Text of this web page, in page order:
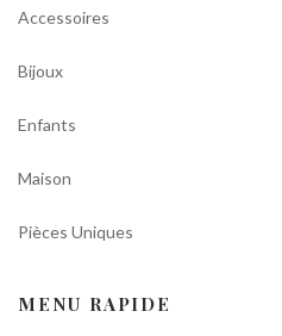
Accessoires
Bijoux
Enfants
Maison
Pièces Uniques
MENU RAPIDE